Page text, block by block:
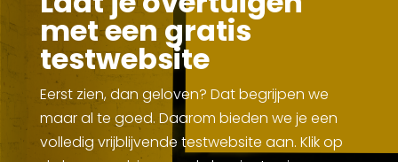
met een gratis
testwebsite
Eerst zien, dan geloven? Dat begrijpen we
maar al te goed. Daarom bieden we je een
volledig vrijblijvende testwebsite aan. Klik op